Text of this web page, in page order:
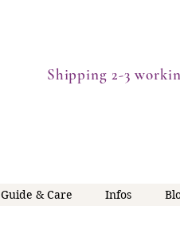
Shipping 2-3
Guide & Care Infos